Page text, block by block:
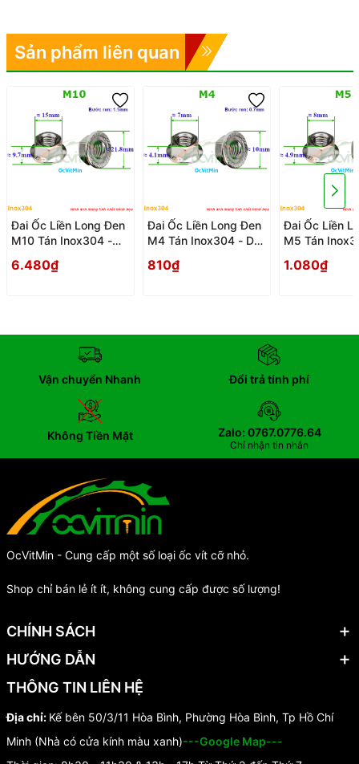
Sản phẩm liên quan
Đai Ốc Liền Long Đen
M10 Tán Inox304 -
Long Den
6.480₫
Đai Ốc Liền Long Đen
M4 Tán Inox304 - Dai
Den
810₫
Đai Ốc Liền
M5 Tán
Den
1.080₫
Vận chuyển Nhanh Đổi trả tính phí
Không Tiền Mặt Zalo: 0767.0776.64
Chỉ nhận tin nhắn
OcVitMin - Cung cấp một số loại ốc vít cỡ nhỏ.
Shop chỉ bán lẻ ít ít, không cung cấp được số lượng!
CHÍNH SÁCH
HƯỚNG DẪN
THÔNG TIN LIÊN HỆ
Địa chỉ: Kế bên 50/3/11 Hòa Bình, Phường Hòa Bình, Tp Hồ Chí
Minh (Nhà có cửa kính màu xanh)---Google Map---